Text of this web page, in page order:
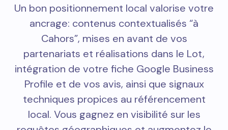
Un bon positionnement local valorise votre
ancrage: contenus contextualisés “à
Cahors”, mises en avant de vos
partenariats et réalisations dans le Lot,
intégration de votre fiche Google Business
Profile et de vos avis, ainsi que signaux
techniques propices au référencement
local. Vous gagnez en visibilité sur les